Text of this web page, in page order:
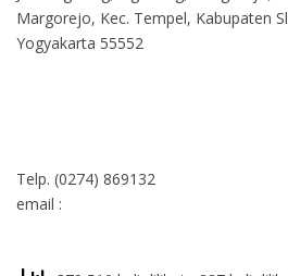
Margorejo, Kec. Tempel, Kabupaten
Yogyakarta 55552
Telp. (0274) 869132
email :